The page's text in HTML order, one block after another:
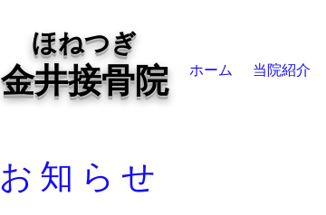
ホーム 当院紹介
ほねつぎ
金井接骨院
お知らせ